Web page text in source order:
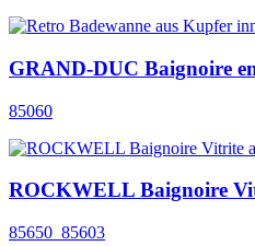
GRAND-DUC Baignoire
85060
ROCKWELL Baignoire
85650_85603